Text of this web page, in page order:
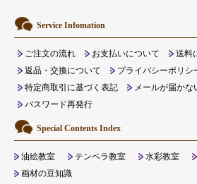
Service Infomation
ご注文の流れ お支払いについて
送料
返品・交換について
プライバシーポリシ
特定商取引に基づく表記
メールが届かな
パスワード再発行
Special Contents Index
油絵教室 テンペラ教室 水彩教室
画材の豆知識